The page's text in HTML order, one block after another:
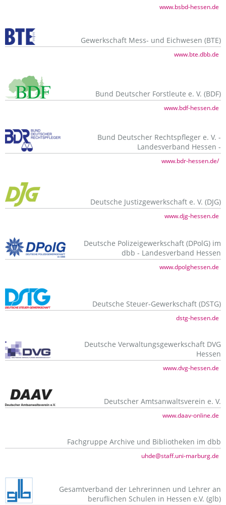
www.bsbd-hessen.de
Gewerkschaft Mess- und Eichwesen (BTE)
www.bte.dbb.de
Bund Deutscher Forstleute e. V. (BDF)
www.bdf-hessen.de
Bund Deutscher Rechtspfleger e. V. -
Landesverband Hessen -
www.bdr-hessen.de/
Deutsche Justizgewerkschaft e. V. (DJG)
www.djg-hessen.de
Deutsche Polizeigewerkschaft (DPolG) im
dbb - Landesverband Hessen
www.dpolghessen.de
Deutsche Steuer-Gewerkschaft (DSTG)
dstg-hessen.de
Deutsche Verwaltungsgewerkschaft DVG
Hessen
www.dvg-hessen.de
Deutscher Amtsanwaltsverein e. V.
www.daav-online.de
Fachgruppe Archive und Bibliotheken im dbb
uhde@staff.uni-marburg.de
Gesamtverband der Lehrerinnen und Lehrer an
beruflichen Schulen in Hessen e.V. (glb)